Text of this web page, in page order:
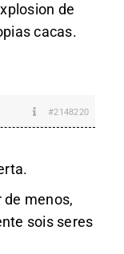
de
cacas.
#2148220
de menos,
sois seres